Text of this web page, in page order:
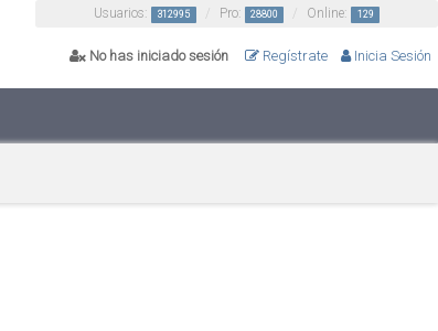
Usuarios: 312995 Pro: 28800 Online: 129
No has iniciado sesión Regístrate Inicia Sesión